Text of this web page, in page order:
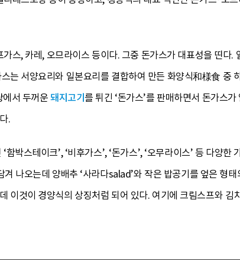
스, 카레, 오므라이스 등이다. 그중 돈가스가 대표성을 띤다
는 서양요리와 일본요리를 결합하여 만든 화양식和様食 중
에서 두꺼운돼지고기를 튀긴 ‘돈가스’를 판매하면서 돈가스
.
함박스테이크’, ‘비후가스’, ‘돈가스’, ‘오무라이스’ 등 다
나오는데 양배추 ‘사라다salad’와 작은 밥공기를 엎은 형
이것이 경양식의 상징처럼 되어 있다. 여기에 크림스프와 김